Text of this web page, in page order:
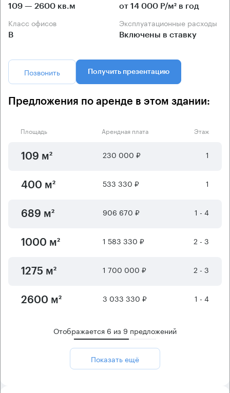
109 — 2600 кв.м от 14 000 Р/м² в год
Класс офисов
B
Эксплуатационные расходы
Включены в ставку
Позвонить Получить презентацию
Предложения по аренде в этом здании:
Площадь Арендная плата Этаж
109 м² 230 000 ₽ 1
400 м² 533 330 ₽ 1
689 м² 906 670 ₽ 1 - 4
1000 м² 1 583 330 ₽ 2 - 3
1275 м² 1 700 000 ₽ 2 - 3
2600 м² 3 033 330 ₽ 1 - 4
Отображается 6 из 9 предложений
Показать ещё